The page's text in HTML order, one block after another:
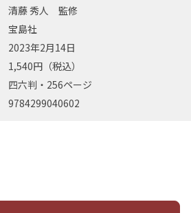
清藤 秀人 監修
宝島社
2023年2月14日
1,540円（税込）
四六判・256ページ
9784299040602